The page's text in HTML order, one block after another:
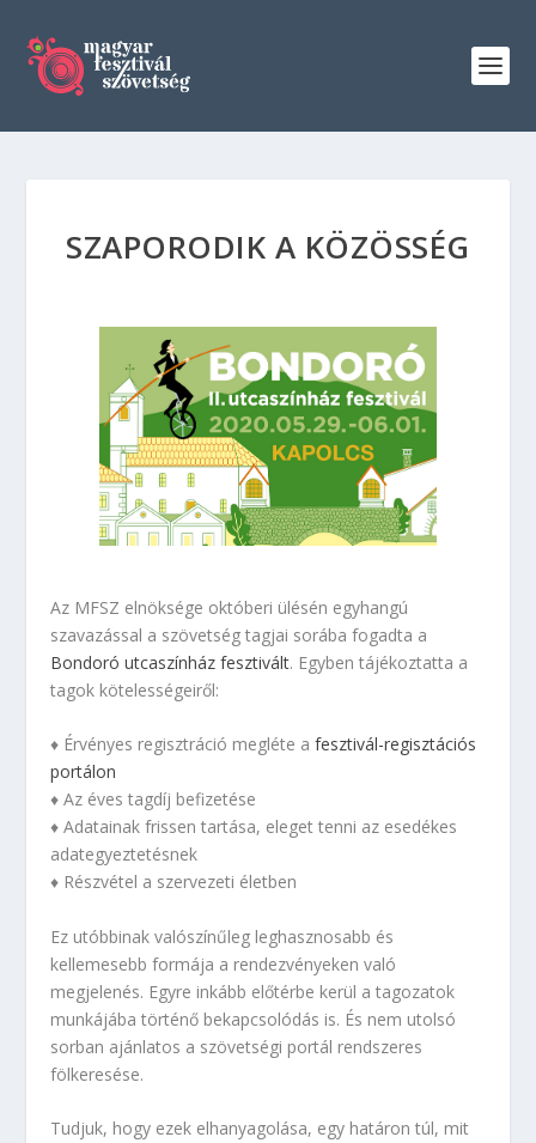
SZAPORODIK A KÖZÖSSÉG
Az MFSZ elnöksége októberi ülésén egyhangú
szavazással a szövetség tagjai sorába fogadta a
Bondoró utcaszínház fesztivált. Egyben tájékoztatta a
tagok kötelességeiről:
♦ Érvényes regisztráció megléte afesztivál-regisztációs
portálon
♦ Az éves tagdíj befizetése
♦ Adatainak frissen tartása, eleget tenni az esedékes
adategyeztetésnek
♦ Részvétel a szervezeti életben
Ez utóbbinak valószínűleg leghasznosabb és
kellemesebb formája a rendezvényeken való
megjelenés. Egyre inkább előtérbe kerül a tagozatok
munkájába történő bekapcsolódás is. És nem utolsó
sorban ajánlatos a szövetségi portál rendszeres
fölkeresése.
Tudjuk, hogy ezek elhanyagolása, egy határon túl, mit